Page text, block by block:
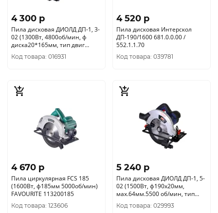
4 300 p
Пила дисковая ДИОЛД ДП-1, 3-
02 (1300Вт, 4800об/мин, ф
диска20*165мм, тип двиг
щеточный) 10061015
Код товара: 016931
4 520 p
Пила дисковая Интерскол
ДП-190/1600 681.0.0.00 /
552.1.1.70
Код товара: 039781
4 670 p
Пила циркулярная FCS 185
(1600Вт, ф185мм 5000об/мин)
FAVOURITE 113200185
Код товара: 123606
5 240 p
Пила дисковая ДИОЛД ДП-1, 5-
02 (1500Вт, ф190х20мм,
мах.64мм.5500 об/мин, тип
двиг щеточный)) 10061105
Код товара: 029993